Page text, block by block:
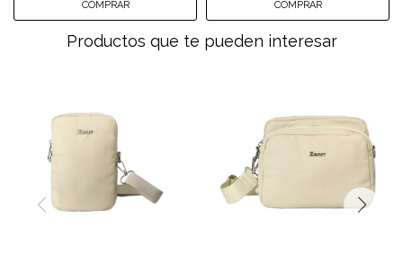
Productos que te pueden interesar